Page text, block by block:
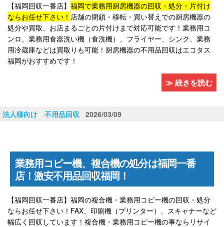
【福岡回収一番店】 福岡で業務用厨房機器の回収・処分・片付け
ならお任せ下さい！ 店舗の閉鎖・移転・買い替えでの厨房機器の
処分や買取、お店まるごとの片付けまで対応可能です！業務用コ
ンロ、業務用食器洗い機（食洗機）、フライヤー、シンク、業務
用冷蔵庫などは買取りも可能！厨房機器の不用品回収はエコタス
福岡がおすすめです！
≫ 続きを読む
法人様向け 不用品回収 2026/03/09
業務用コピー機、複合機の処分は福岡一番
店！激安不用品回収福岡！
【福岡回収一番店】福岡の複合機・業務用コピー機の回収・処分
ならお任せ下さい！FAX、印刷機（プリンター）、スキャナーなど
幅広く回収しています！複合機・業務用コピー機の事ならリサイ